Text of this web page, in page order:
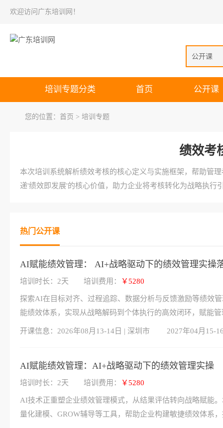
欢迎访问广东培训网！
公开课
培训专题分类 首页 公开课
您的位置： 首页 > 培训专题
绩效考
本次培训系统解析绩效考核的核心定义与实施框架，帮助管
递'绩效即发展'的核心价值，助力企业将考核转化为战略执行
热门公开课
AI赋能绩效管理： AI+战略驱动下的绩效管理实操
培训时长：2天 培训费用： ￥5280
探索AI在目标对齐、过程追踪、数据分析与反馈激励等绩效
能绩效体系，实现从战略解码到个体执行的高效闭环，赋能
开课信息： 2026年08月13-14日 | 深圳市 2027年04月15-
AI赋能绩效管理：AI+战略驱动下的绩效管理实操
培训时长：2天 培训费用： ￥5280
AI技术正重塑企业绩效管理模式，从结果评估转向战略赋能
量化建模、GROW辅导等工具，帮助企业构建敏捷绩效体系